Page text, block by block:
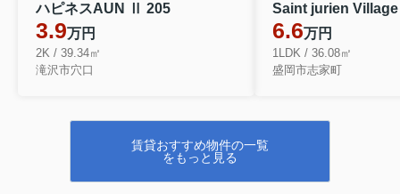
ハピネスAUN Ⅱ 205
3.9万円
2K / 39.34㎡
滝沢市穴口
6.6万円
1LDK / 36.08㎡
盛岡市志家町
賃貸おすすめ物件の一覧
をもっと見る